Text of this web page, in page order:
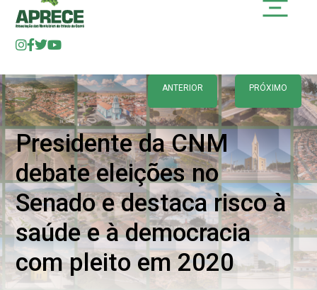
ANTERIOR PRÓXIMO
Presidente da CNM
debate eleições no
Senado e destaca risco à
saúde e à democracia
com pleito em 2020